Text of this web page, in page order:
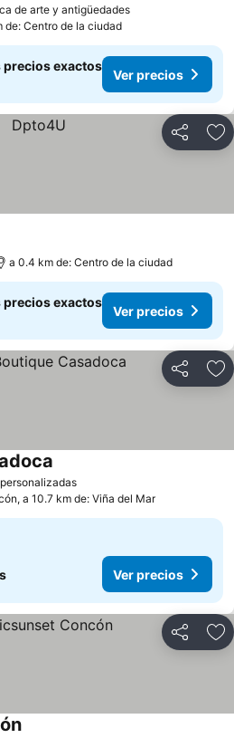
de arte y antigüedades
de: Centro de la ciudad
precios exactos
Ver precios
Compartir
a 0.4 km de: Centro de la ciudad
precios exactos
Ver precios
Compartir
a 10.7 km de: Viña del Mar
Ver precios
Compartir